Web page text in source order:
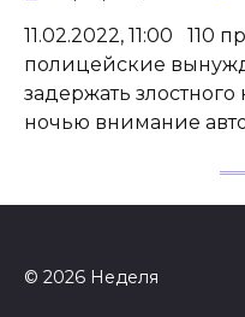
11.02.2022, 11:00 110
полицейские
задержать
ночью внимание
© 2026 Неделя